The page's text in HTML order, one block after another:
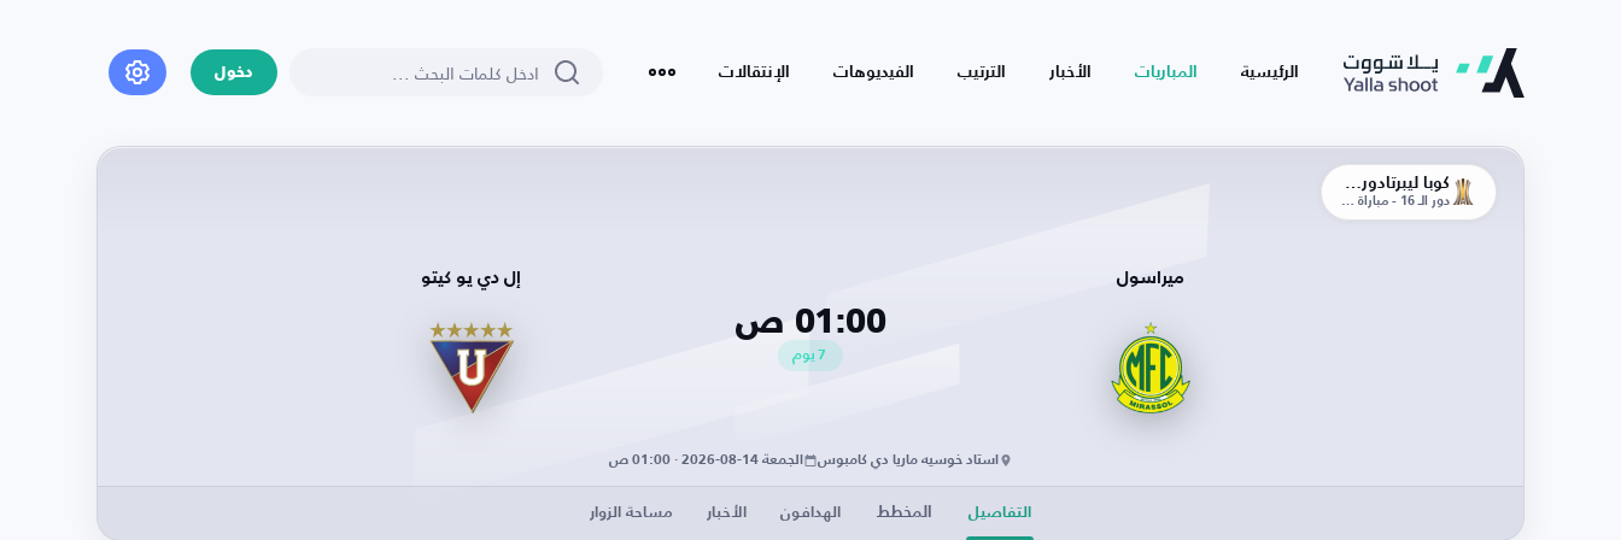
الرئيسية المباريات الأخبار الترتيب الفيديوهات الإنتقالات دخول
دور الـ 16 - مباراة الذهاب
ميراسول
01:00 ص
7 يوم
إل دي يو كيتو
استاد خوسيه ماريا دي كامبوس الجمعة 14-08-2026 · 01:00 ص
التفاصيل المخطط الهدافون الأخبار مساحة الزوار